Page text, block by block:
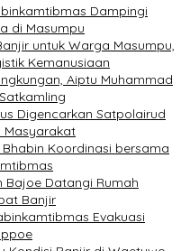
Dampingi
di Masumpu
untuk Warga Masumpu,
Kemanusiaan
Aiptu Muhammad
Digencarkan Satpolairud
Masyarakat
Koordinasi bersama
Bajoe Datangi Rumah
Banjir
Evakuasi